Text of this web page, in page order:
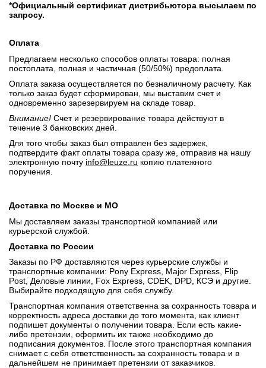
*Официальный сертификат дистрибьютора высылаем по
запросу.
Оплата
Предлагаем несколько способов оплаты товара: полная
постоплата, полная и частичная (50/50%) предоплата.
Оплата заказа осуществляется по безналичному расчету. Как
только заказ будет сформирован, мы выставим счет и
одновременно зарезервируем на складе товар.
Внимание! Счет и резервирование товара действуют в
течение 3 банковских дней.
Для того чтобы заказ был отправлен без задержек,
подтвердите факт оплаты товара сразу же, отправив на нашу
электронную почту info@leuze.ru копию платежного
поручения.
Доставка по Москве и МО
Мы доставляем заказы транспортной компанией или
курьерской службой.
Доставка по России
Заказы по РФ доставляются через курьерские службы и
транспортные компании: Pony Express, Major Express, Flip
Post, Деловые линии, Fox Express, CDEK, DPD, КСЭ и другие.
Выбирайте подходящую для себя службу.
Транспортная компания ответственна за сохранность товара и
корректность адреса доставки до того момента, как клиент
подпишет документы о получении товара. Если есть какие-
либо претензии, оформить их также необходимо до
подписания документов. После этого транспортная компания
снимает с себя ответственность за сохранность товара и в
дальнейшем не принимает претензии от заказчиков.